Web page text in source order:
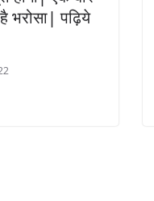
भरोसा| पढ़िये